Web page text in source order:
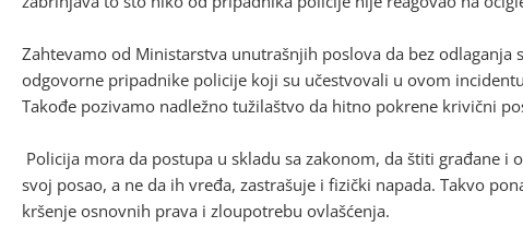
Zahtevamo od Ministarstva unutrašnjih poslova da bez
odgovorne pripadnike policije koji su učestvovali u ovom
Takođe pozivamo nadležno tužilaštvo da hitno pokrene krivični
Policija mora da postupa u skladu sa zakonom, da štiti građane
svoj posao, a ne da ih vređa, zastrašuje i fizički napada. Takvo
kršenje osnovnih prava i zloupotrebu ovlašćenja.